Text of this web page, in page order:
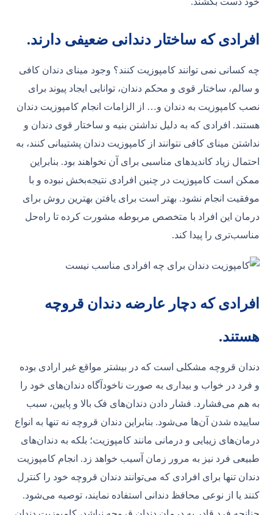
افرادی که ساختار دندانی ضعیفی دارند.
چه کسانی نمی توانند کامپوزیت کنند؟ وجود مینای دندان کافی
و سالم، ساختار قوی و محکم دندان، توانایی ایجاد پیوند برای
نصب کامپوزیت به دندان و… از الزامات انجام کامپوزیت دندان
هستند. افرادی که به دلیل نداشتن بنیه و ساختار قوی دندان و
نداشتن مینای کافی نتوانند از کامپوزیت دندان پشتیبانی کنند، به
احتمال زیاد کاندیدهای مناسبی برای آن نخواهند بود. بنابراین
ممکن است کامپوزیت در چنین افرادی نتیجه‌بخش نبوده و با
موفقیت انجام نشود. بهتر است برای یافتن بهترین روش برای
درمان این افراد با متخصص مربوطه مشورت کرده تا راه‌حل
مناسب‌تری را پیدا کند.
افرادی که دچار عارضه دندان قروچه
هستند.
دندان قروچه مشکلی است که در بیشتر مواقع غیر ارادی بوده
و فرد در خواب و بیداری به صورت ناخودآگاه دندان‌های خود را
به هم می‌فشارد. فشار دادن دندان‌های فک بالا و پایین، سبب
ساییده شدن آن‌ها می‌شود. بنابراین دندان قروچه نه تنها به انواع
درمان‌های زیبایی و درمانی مانند کامپوزیت؛ بلکه به دندان‌های
طبیعی فرد نیز به مرور زمان آسیب خواهد زد. انجام کامپوزیت
دندان تنها برای افرادی که می‌توانند دندان قروچه خود را کنترل
کنند یا از نوعی محافظ دندانی استفاده نمایند، توصیه می‌شود.